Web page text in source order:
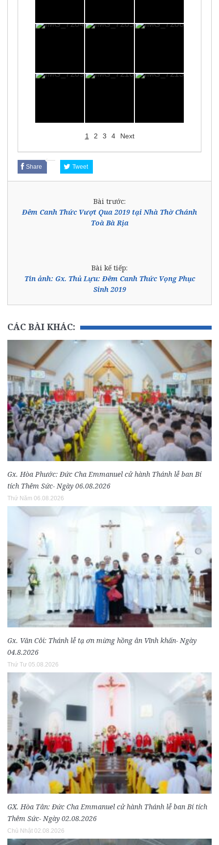
1 2 3 4 Next
Share Tweet
Bài trước:
Đêm Canh Thức Vượt Qua 2019 tại Nhà Thờ Chánh
Toà Bà Rịa
Bài kế tiếp:
Tin ảnh: Gx. Thủ Lựu: Đêm Canh Thức Vọng Phục
Sinh 2019
CÁC BÀI KHÁC:
Gx. Hòa Phước: Đức Cha Emmanuel cử hành Thánh lễ ban Bí
tích Thêm Sức- Ngày 06.08.2026
Thứ Năm 06.08.2026
Gx. Văn Côi: Thánh lễ tạ ơn mừng hồng ân Vĩnh khấn- Ngày
04.8.2026
Thứ Tư 05.08.2026
GX. Hòa Tân: Đức Cha Emmanuel cử hành Thánh lễ ban Bí tích
Thêm Sức- Ngày 02.08.2026
Chủ Nhật 02.08.2026